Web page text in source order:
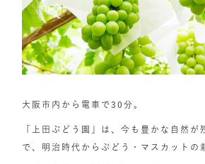
大阪市内から電車で30分。
「上田ぶどう園」は、今も豊かな自然が
で、明治時代からぶどう・マスカットの